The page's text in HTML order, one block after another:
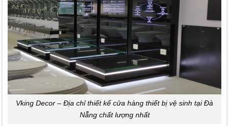
Vking Decor – Địa chỉ thiết kế cửa hàng thiết bị vệ sinh tại Đà
Nẵng chất lượng nhất